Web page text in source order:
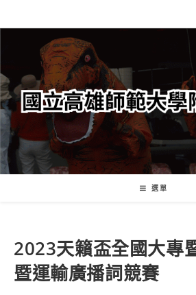
轉
要
內
容
選單
2023天籟盃全國大專
暨運輸廣播詞競賽